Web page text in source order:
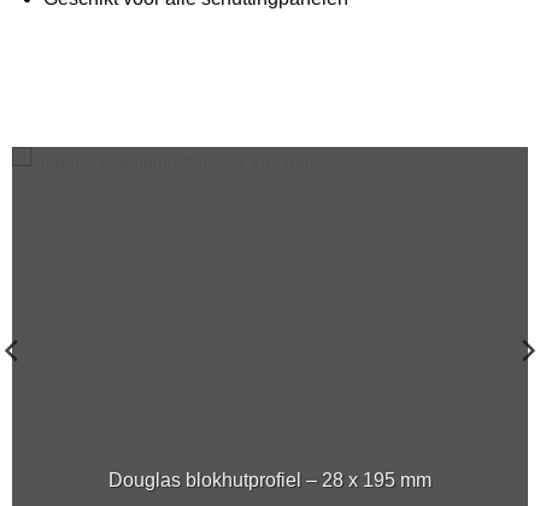
Douglas blokhutprofiel – 28 x 195 mm